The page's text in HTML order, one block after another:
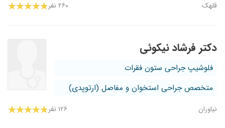
قلهک ۲۶۰ نفر
دکتر فرشاد نیکوئی
فلوشیپ جراحی ستون فقرات
متخصص جراحی استخوان و مفاصل (ارتوپدی)
نیاوران ۱۲۶ نفر